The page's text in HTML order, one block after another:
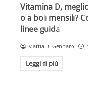
Vitamina D,
o a boli mensili?
linee guida
Mattia Di Gennaro
Leggi di più